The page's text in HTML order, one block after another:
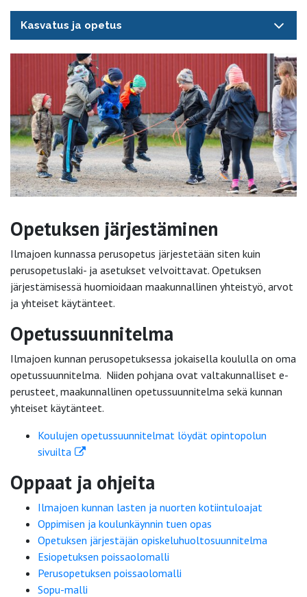
Kasvatus ja opetus
Opetuksen järjestäminen
Ilmajoen kunnassa perusopetus järjestetään siten kuin
perusopetuslaki- ja asetukset velvoittavat. Opetuksen
järjestämisessä huomioidaan maakunnallinen yhteistyö, arvot
ja yhteiset käytänteet.
Opetussuunnitelma
Ilmajoen kunnan perusopetuksessa jokaisella koululla on oma
opetussuunnitelma. Niiden pohjana ovat valtakunnalliset e-
perusteet, maakunnallinen opetussuunnitelma sekä kunnan
yhteiset käytänteet.
Koulujen opetussuunnitelmat löydät opintopolun
sivuilta
Oppaat ja ohjeita
Ilmajoen kunnan lasten ja nuorten kotiintuloajat
Oppimisen ja koulunkäynnin tuen opas
Opetuksen järjestäjän opiskeluhuoltosuunnitelma
Esiopetuksen poissaolomalli
Perusopetuksen poissaolomalli
Sopu-malli